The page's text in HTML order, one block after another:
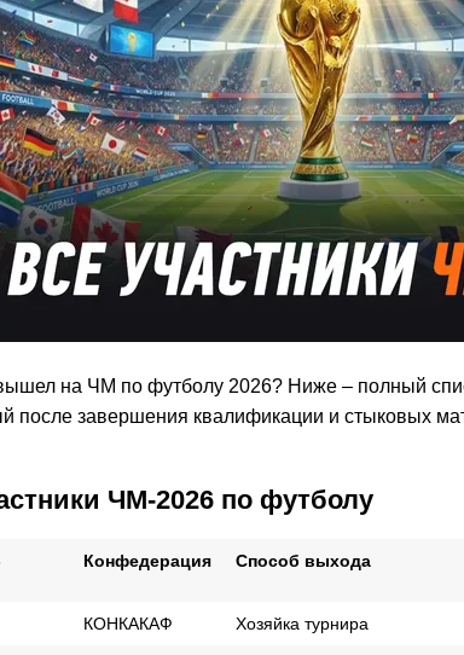
на ЧМ по футболу 2026? Ниже – полный
после завершения квалификации и стыковых
ЧМ-2026 по футболу
Конфедерация Способ выхода
КОНКАКАФ Xозяйка турнира